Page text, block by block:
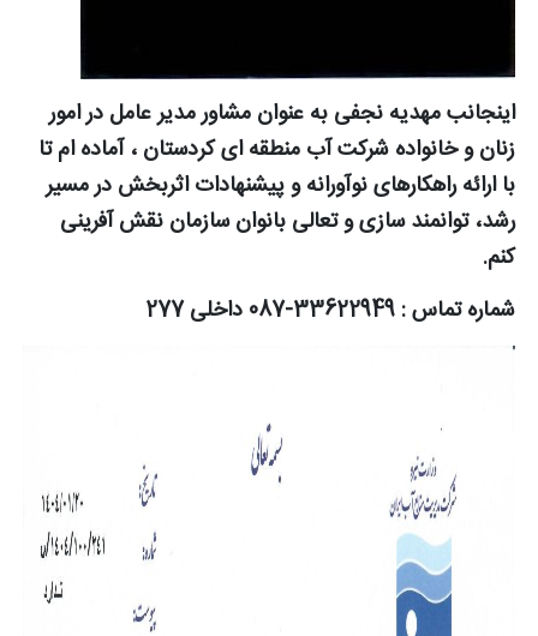
اینجانب مهدیه نجفی به عنوان مشاور مدیر عامل در امور
زنان و خانواده شرکت آب منطقه ای کردستان ، آماده ام تا
با ارائه راهکارهای نوآورانه و پیشنهادات اثربخش در مسیر
رشد، توانمند سازی و تعالی بانوان سازمان نقش آفرینی
کنم.
شماره تماس : 33622949-087 داخلی 277